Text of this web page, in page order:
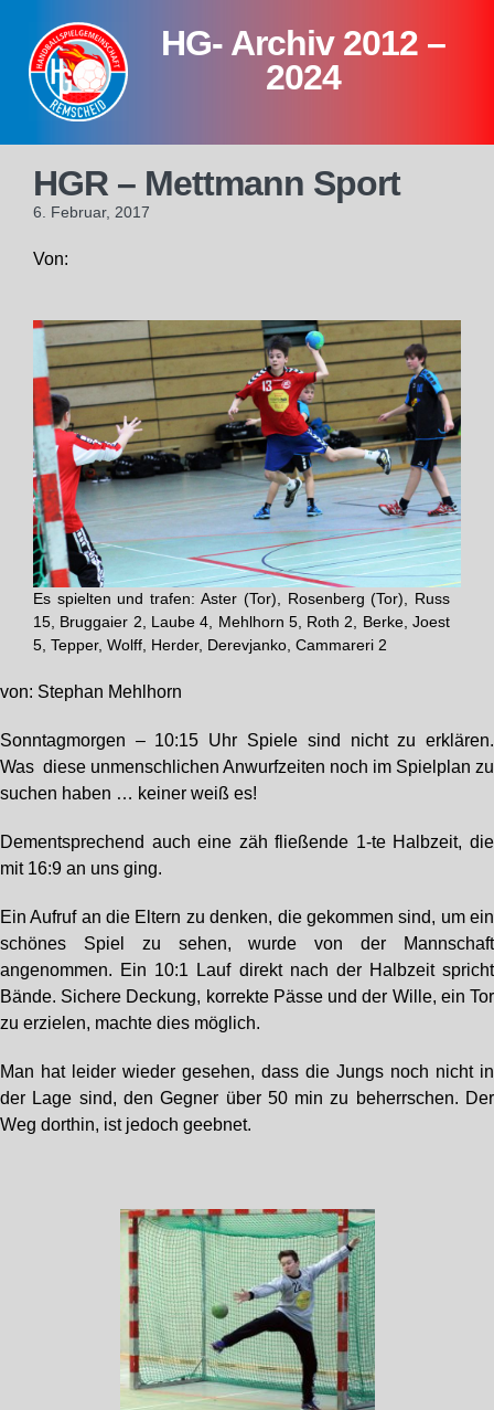
content
HG- Archiv 2012 –
2024
HGR – Mettmann Sport
6. Februar, 2017
Von:
Es spielten und trafen: Aster (Tor), Rosenberg (Tor), Russ
15, Bruggaier 2, Laube 4, Mehlhorn 5, Roth 2, Berke, Joest
5, Tepper, Wolff, Herder, Derevjanko, Cammareri 2
von: Stephan Mehlhorn
Sonntagmorgen – 10:15 Uhr Spiele sind nicht zu erklären.
Was diese unmenschlichen Anwurfzeiten noch im Spielplan zu
suchen haben … keiner weiß es!
Dementsprechend auch eine zäh fließende 1-te Halbzeit, die
mit 16:9 an uns ging.
Ein Aufruf an die Eltern zu denken, die gekommen sind, um ein
schönes Spiel zu sehen, wurde von der Mannschaft
angenommen. Ein 10:1 Lauf direkt nach der Halbzeit spricht
Bände. Sichere Deckung, korrekte Pässe und der Wille, ein Tor
zu erzielen, machte dies möglich.
Man hat leider wieder gesehen, dass die Jungs noch nicht in
der Lage sind, den Gegner über 50 min zu beherrschen. Der
Weg dorthin, ist jedoch geebnet.